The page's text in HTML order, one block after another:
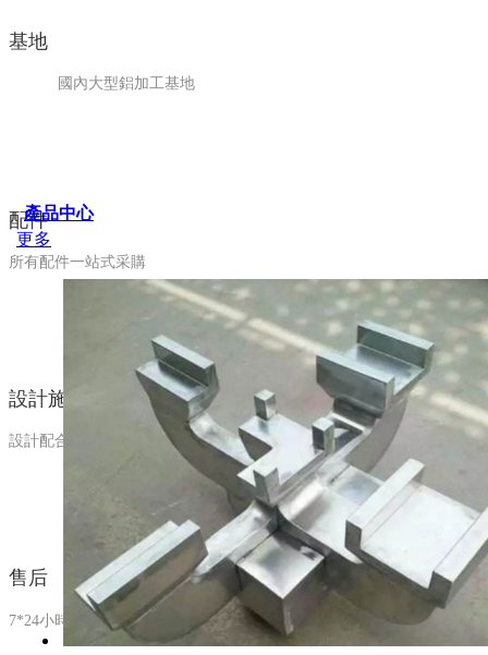
基地
國內大型鋁加工基地
配件
所有配件一站式采購
設計施工
設計配合、施工指導
售后
7*24小時售后服務
產品中心
更多